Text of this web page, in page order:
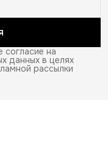
на
данных в целях
рассылки